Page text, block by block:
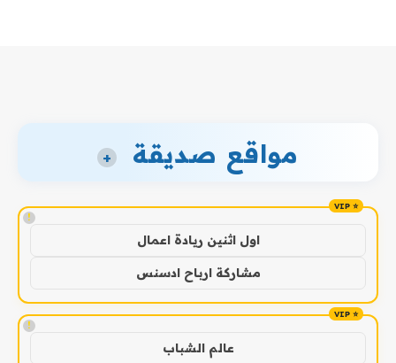
مواقع صديقة +
!
اول اثنين ريادة اعمال
مشاركة ارباح ادسنس
!
عالم الشباب